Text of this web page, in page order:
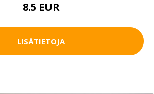
8.5 EUR
LISÄTIETOJA